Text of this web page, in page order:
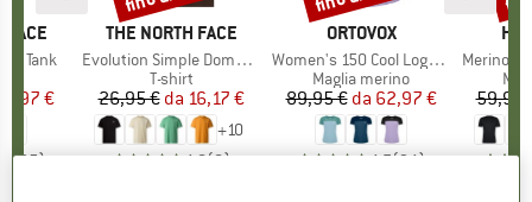
FACE
Tank
ridotto
€
(25)
MARCHIO
THE NORTH FACE
Articolo
Evolution Simple Dome Short Sleeve
Gruppo di prodotti
T-shirt
Prezzo
26,95 € Prezzo ridotto
da 16,17 €
+10
4,8(8)
MARCHIO
ORTOVOX
Articolo
Women's 150 Cool Logo T-Shirt
Gruppo di prodotti
Maglia merino
Prezzo
89,95 € Prezzo ridotto
da 62,97 €
4,7(24)
Articolo
MerinoMix150
59,95